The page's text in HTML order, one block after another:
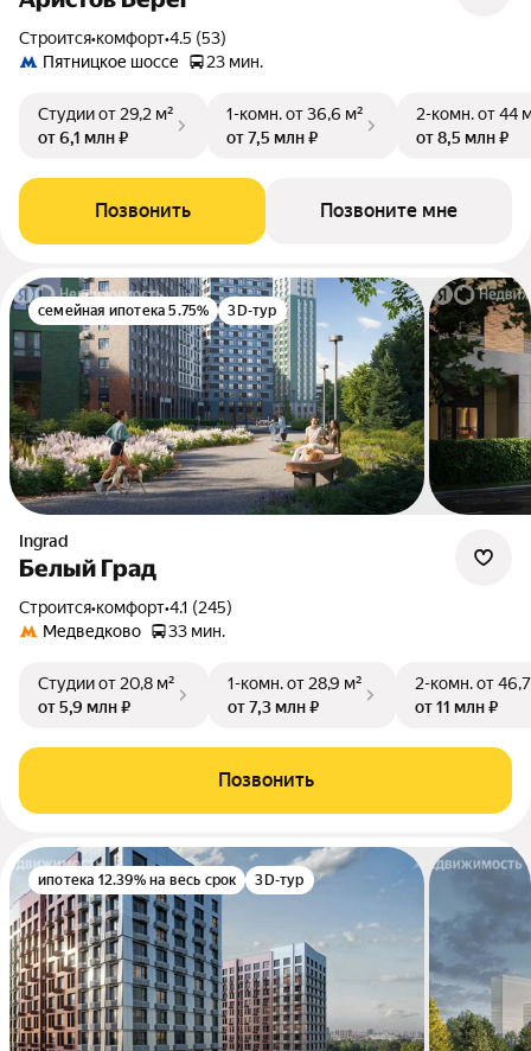
Строится•комфорт•4.5 (53)
Пятницкое шоссе
23 мин.
Студииот 29,2 м²
от 6,1 млн ₽
1-комн.от 36,6 м²
от 7,5 млн ₽
2-комн.от 44
от 8,5 млн ₽
Позвонить Позвоните мне
семейная ипотека 5.75% 3D-тур
Ingrad
Белый Град
Строится•комфорт•4.1 (245)
Медведково
33 мин.
Студииот 20,8 м²
от 5,9 млн ₽
1-комн.от 28,9 м²
от 7,3 млн ₽
2-комн.от
от 11 млн ₽
Позвонить
ипотека 12.39% на весь срок 3D-тур